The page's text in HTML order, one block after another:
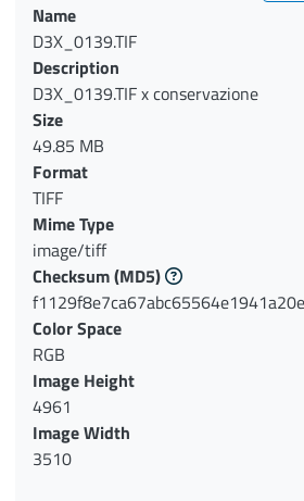
Name
D3X_0139.TIF
Description
D3X_0139.TIF x conservazione
Size
49.85 MB
Format
TIFF
Mime Type
image/tiff
Checksum(MD5)
Color Space
RGB
Image Height
4961
Image Width
3510